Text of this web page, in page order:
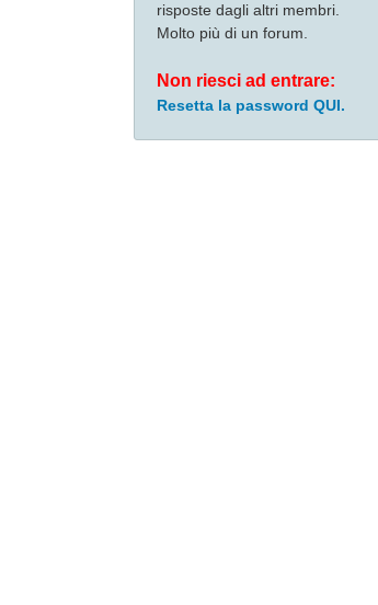
risposte dagli altri membri.
Molto più di un forum.
Non riesci ad entrare:
Resetta la password QUI.